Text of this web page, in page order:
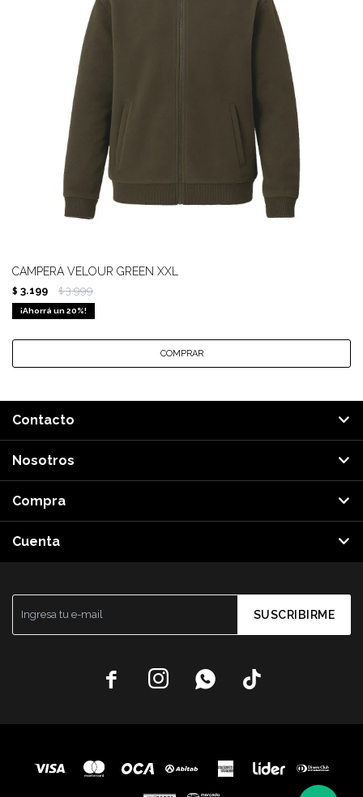
CAMPERA VELOUR GREEN XXL
$ 3.199 $ 3.999
20
SUSCRIBIRME
   
Contacto
Nosotros
Compra
Cuenta